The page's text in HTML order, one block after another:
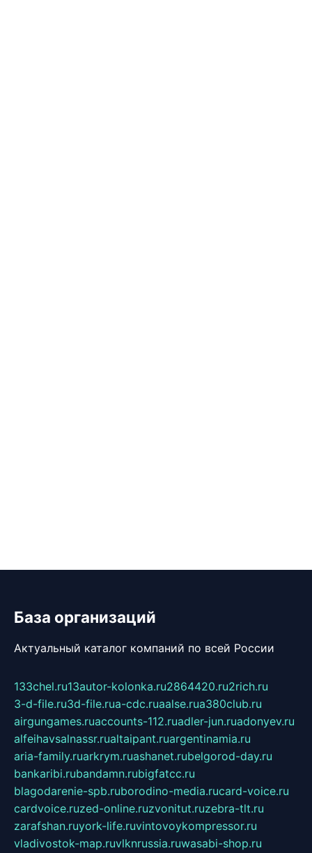
База организаций
Актуальный каталог компаний по всей России
133chel.ru13autor-kolonka.ru2864420.ru2rich.ru
3-d-file.ru3d-file.rua-cdc.ruaalse.rua380club.ru
airgungames.ruaccounts-112.ruadler-jun.ruadonyev.ru
alfeihavsalnassr.rualtaipant.ruargentinamia.ru
aria-family.ruarkrym.ruashanet.rubelgorod-day.ru
bankaribi.rubandamn.rubigfatcc.ru
blagodarenie-spb.ruborodino-media.rucard-voice.ru
cardvoice.ruzed-online.ruzvonitut.ruzebra-tlt.ru
zarafshan.ruyork-life.ruvintovoykompressor.ru
vladivostok-map.ruvlknrussia.ruwasabi-shop.ru